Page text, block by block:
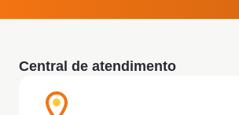
Central de atendimento